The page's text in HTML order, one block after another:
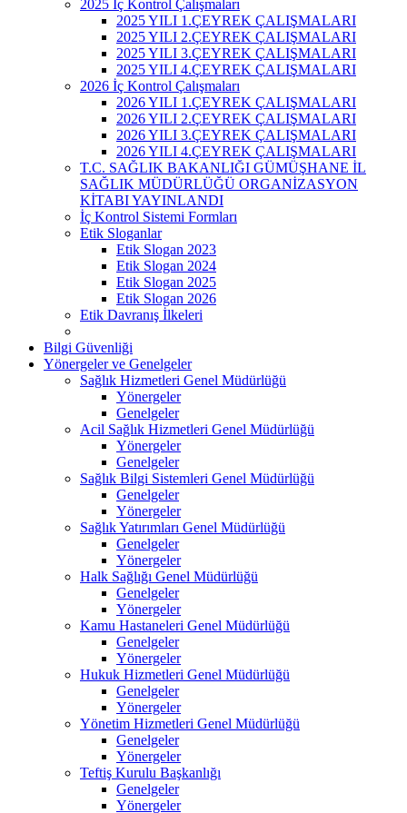
2025 İç Kontrol Çalışmaları
2025 YILI 1.ÇEYREK ÇALIŞMALARI
2025 YILI 2.ÇEYREK ÇALIŞMALARI
2025 YILI 3.ÇEYREK ÇALIŞMALARI
2025 YILI 4.ÇEYREK ÇALIŞMALARI
2026 İç Kontrol Çalışmaları
2026 YILI 1.ÇEYREK ÇALIŞMALARI
2026 YILI 2.ÇEYREK ÇALIŞMALARI
2026 YILI 3.ÇEYREK ÇALIŞMALARI
2026 YILI 4.ÇEYREK ÇALIŞMALARI
T.C. SAĞLIK BAKANLIĞI GÜMÜŞHANE İL
SAĞLIK MÜDÜRLÜĞÜ ORGANİZASYON
KİTABI YAYINLANDI
İç Kontrol Sistemi Formları
Etik Sloganlar
Etik Slogan 2023
Etik Slogan 2024
Etik Slogan 2025
Etik Slogan 2026
Etik Davranış İlkeleri
Bilgi Güvenliği
Yönergeler ve Genelgeler
Sağlık Hizmetleri Genel Müdürlüğü
Yönergeler
Genelgeler
Acil Sağlık Hizmetleri Genel Müdürlüğü
Yönergeler
Genelgeler
Sağlık Bilgi Sistemleri Genel Müdürlüğü
Genelgeler
Yönergeler
Sağlık Yatırımları Genel Müdürlüğü
Genelgeler
Yönergeler
Halk Sağlığı Genel Müdürlüğü
Genelgeler
Yönergeler
Kamu Hastaneleri Genel Müdürlüğü
Genelgeler
Yönergeler
Hukuk Hizmetleri Genel Müdürlüğü
Genelgeler
Yönergeler
Yönetim Hizmetleri Genel Müdürlüğü
Genelgeler
Yönergeler
Teftiş Kurulu Başkanlığı
Genelgeler
Yönergeler